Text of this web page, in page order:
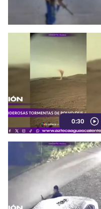
0:30